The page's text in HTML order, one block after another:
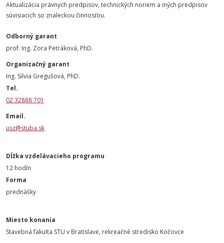
Aktualizácia právnych predpisov, technických noriem a iných predpisov
súvisiacich so znaleckou činnosťou.
Odborný garant
prof. Ing. Zora Petráková, PhD.
Organizačný garant
Ing. Silvia Gregušová, PhD.
Tel.
02 32888 701
Email.
usz@stuba.sk
Dĺžka vzdelávacieho programu
12 hodín
Forma
prednášky
Miesto konania
Stavebná fakulta STU v Bratislave, rekreačné stredisko Kočovce